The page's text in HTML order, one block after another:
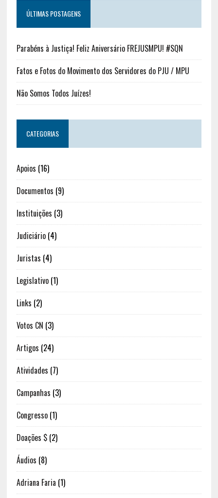
ÚLTIMAS POSTAGENS
Parabéns à Justiça! Feliz Aniversário FREJUSMPU! #SQN
Fatos e Fotos do Movimento dos Servidores do PJU / MPU
Não Somos Todos Juízes!
CATEGORIAS
Apoios (16)
Documentos (9)
Instituições (3)
Judiciário(4)
Juristas (4)
Legislativo(1)
Links (2)
Votos CN (3)
Artigos (24)
Atividades (7)
Campanhas (3)
Congresso(1)
Doações $(2)
Áudios (8)
Adriana Faria (1)